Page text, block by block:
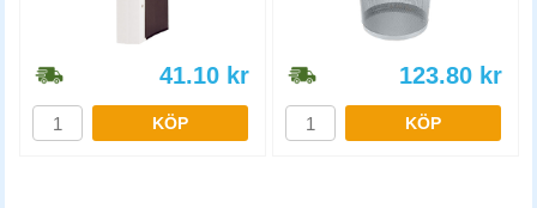
41.10 kr
KÖP
123.80 kr
KÖP